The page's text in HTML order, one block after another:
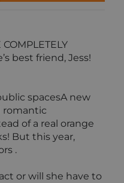
best friend, Jess!
spacesA new
romantic
of a real orange
But this year,
.
or will she have to